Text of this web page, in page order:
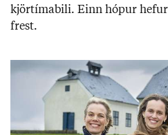
kjör­tíma­bili. Einn hóp­ur
frest.